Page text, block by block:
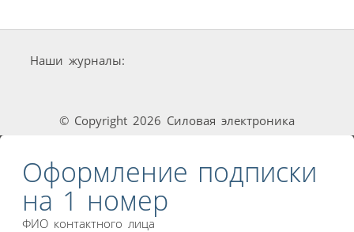
Наши журналы:
© Copyright 2026 Силовая электроника
Оформление подписки
на 1 номер
ФИО контактного лица